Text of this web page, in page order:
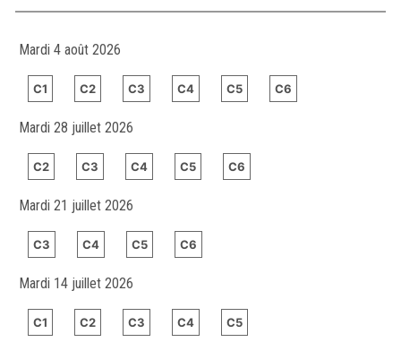
Mardi 4 août 2026
C1 C2 C3 C4 C5 C6
Mardi 28 juillet 2026
C2 C3 C4 C5 C6
Mardi 21 juillet 2026
C3 C4 C5 C6
Mardi 14 juillet 2026
C1 C2 C3 C4 C5